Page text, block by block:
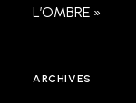
L’OMBRE »
ARCHIVES